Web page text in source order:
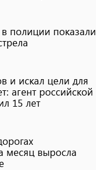
полиции показали
и искал цели для
агент российской
15 лет
месяц выросла